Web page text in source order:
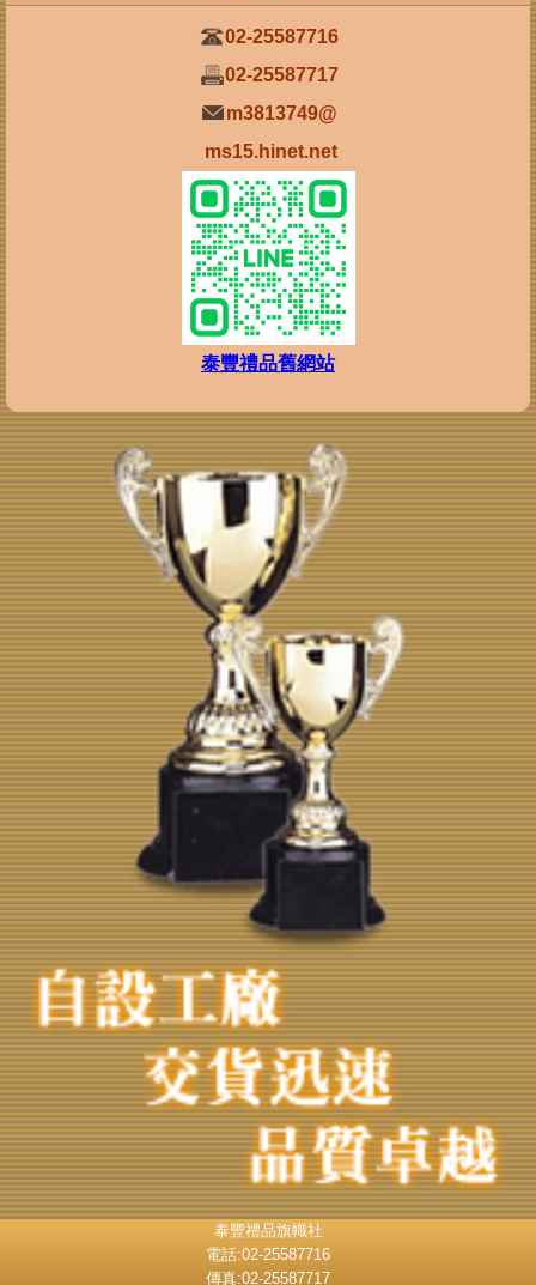
02-25587716
02-25587717
m3813749@
ms15.hinet.net
泰豐禮品舊網站
泰豐禮品旗幟社
電話:02-25587716
傳真:02-25587717